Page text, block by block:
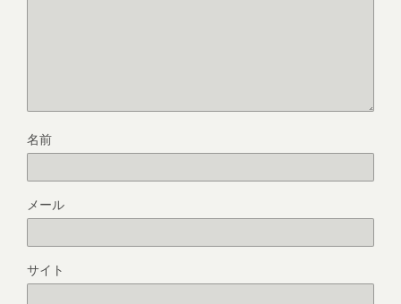
名前
メール
サイト